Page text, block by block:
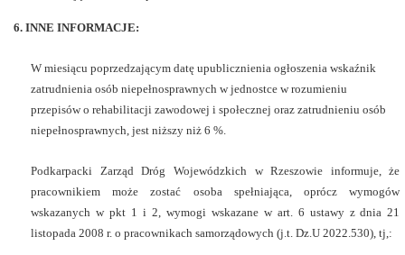
6. INNE INFORMACJE:
W miesiącu poprzedzającym datę upublicznienia ogłoszenia wskaźnik
zatrudnienia osób niepełnosprawnych w jednostce w rozumieniu
przepisów o rehabilitacji zawodowej i społecznej oraz zatrudnieniu osób
niepełnosprawnych, jest niższy niż 6 %.
Podkarpacki Zarząd Dróg Wojewódzkich w Rzeszowie informuje, że
pracownikiem może zostać osoba spełniająca, oprócz wymogów
wskazanych w pkt 1 i 2, wymogi wskazane w art. 6 ustawy z dnia 21
listopada 2008 r. o pracownikach samorządowych (j.t. Dz.U 2022.530), tj,: